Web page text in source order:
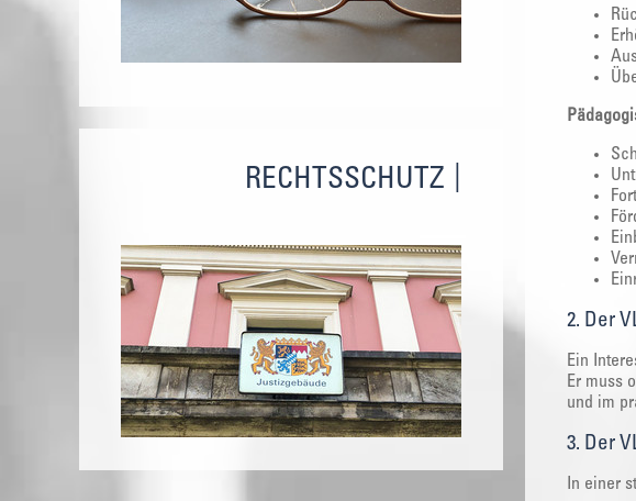
RECHTSSCHUTZ
2. Der
Ein
Er muss
und im
3. Der
In einer